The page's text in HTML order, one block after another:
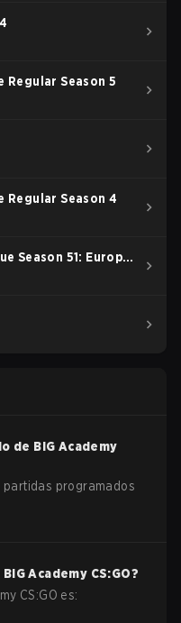
Regular Season 5
Regular Season 4
Season 51: Europe
de BIG Academy
partidas programados
BIG Academy CS:GO?
CS:GO es: